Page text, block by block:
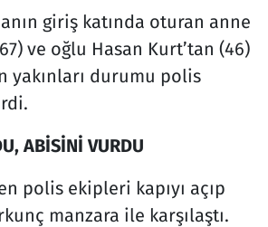
giriş katında oturan anne
ve oğlu Hasan Kurt’tan (46)
yakınları durumu polis
ABİSİNİ VURDU
polis ekipleri kapıyı açıp
manzara ile karşılaştı.